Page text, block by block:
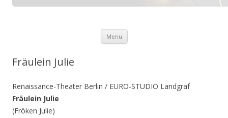
Menü
Fräulein Julie
Renaissance-Theater Berlin / EURO-STUDIO Landgraf
Fräulein Julie
(Fröken Julie)